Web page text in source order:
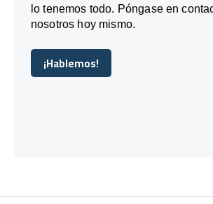
lo tenemos todo. Póngase en
nosotros hoy mismo.
¡Hablemos!
¡Hablemos!